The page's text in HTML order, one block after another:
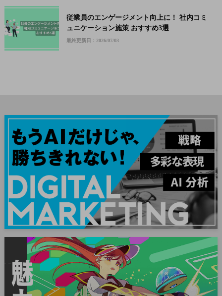
従業員のエンゲージメント向上に！ 社内コミ
ュニケーション施策 おすすめ3選
最終更新日：2026/07/03